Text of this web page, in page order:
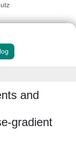
and
gradient